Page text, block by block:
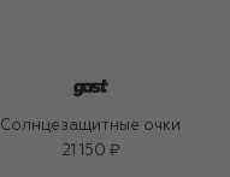
Солнцезащитные очки
21 150 ₽